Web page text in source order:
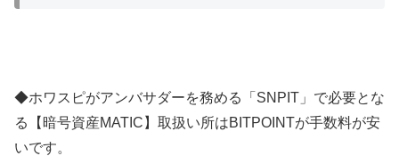
◆ホワスピがアンバサダーを務める「SNPIT」で必要とな
る【暗号資産MATIC】取扱い所はBITPOINTが手数料が安
いです。